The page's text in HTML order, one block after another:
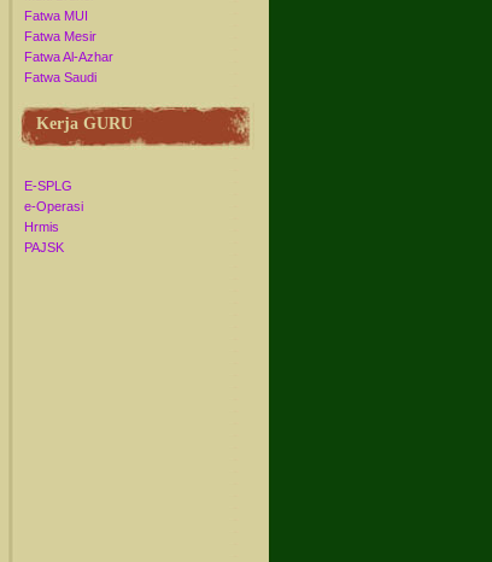
Fatwa MUI
Fatwa Mesir
Fatwa Al-Azhar
Fatwa Saudi
Kerja GURU
E-SPLG
e-Operasi
Hrmis
PAJSK